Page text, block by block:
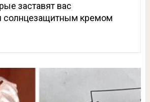
заставят вас
солнцезащитным кремом